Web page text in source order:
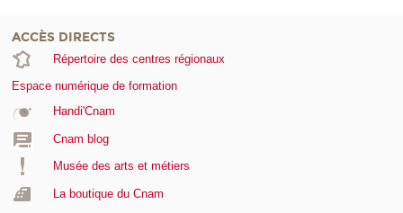
ACCÈS DIRECTS
Répertoire des centres régionaux
Espace numérique de formation
Handi'Cnam
Cnam blog
Musée des arts et métiers
La boutique du Cnam